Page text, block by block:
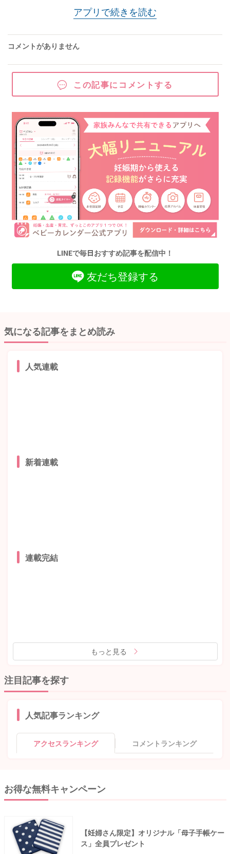
アプリで続きを読む
コメントがありません
この記事にコメントする
LINEで毎日おすすめ記事を配信中！
友だち登録する
気になる記事をまとめ読み
人気連載
新着連載
連載完結
もっと見る
注目記事を探す
人気記事ランキング
アクセスランキング コメントランキング
お得な無料キャンペーン
【妊婦さん限定】オリジナル「母子手帳ケー
ス」全員プレゼント